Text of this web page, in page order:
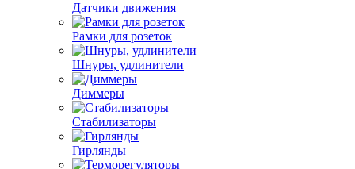
Датчики движения
Рамки для розеток
Шнуры, удлинители
Диммеры
Стабилизаторы
Гирлянды